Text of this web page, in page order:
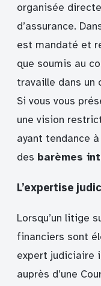
organisée
d’assurance.
est mandaté et
que soumis au
travaille dans un
Si vous vous
une vision
ayant tendance
des barèmes
L’expertise
Lorsqu’un litige
financiers sont
expert judiciaire
auprès d’une